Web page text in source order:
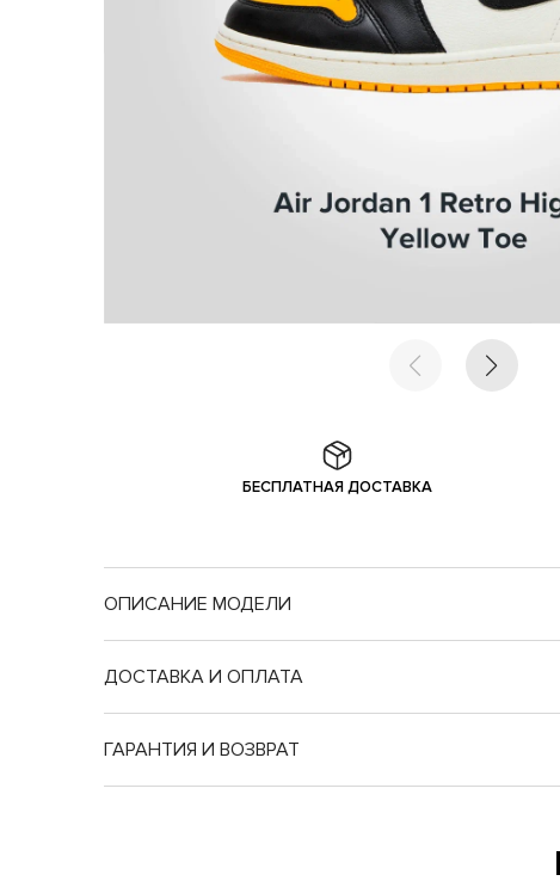
БЕСПЛАТНАЯ ДОСТАВКА
ОПИСАНИЕ МОДЕЛИ
ДОСТАВКА И ОПЛАТА
ГАРАНТИЯ И ВОЗВРАТ